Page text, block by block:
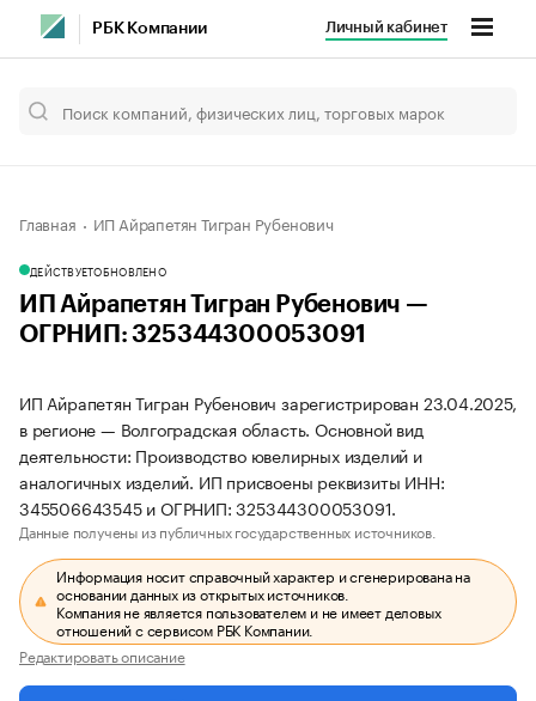
РБК Компании Личный кабинет
Главная ИП Айрапетян Тигран Рубенович
ДЕЙСТВУЕТОБНОВЛЕНО
ИП Айрапетян Тигран Рубенович —
ОГРНИП: 325344300053091
ИП Айрапетян Тигран Рубенович зарегистрирован 23.04.2025,
в регионе — Волгоградская область. Основной вид
деятельности: Производство ювелирных изделий и
аналогичных изделий. ИП присвоены реквизиты ИНН:
345506643545 и ОГРНИП: 325344300053091.
Данные получены из публичных государственных источников.
Информация носит справочный характер и сгенерирована на
основании данных из открытых источников.
Компания не является пользователем и не имеет деловых
отношений с сервисом РБК Компании.
Редактировать описание